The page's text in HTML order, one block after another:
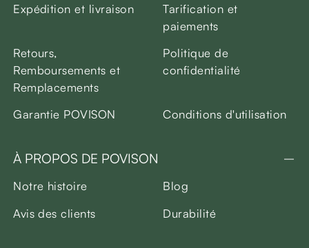
Expédition et livraison
Tarification et
paiements
Retours,
Remboursements et
Remplacements
Politique de
confidentialité
Garantie POVISON Conditions d'utilisation
À PROPOS DE POVISON
Notre histoire
Blog
Avis des clients
Durabilité